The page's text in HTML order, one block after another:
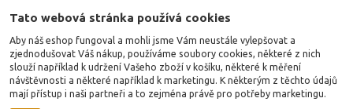
Tato webová stránka používá cookies
Aby náš eshop fungoval a mohli jsme Vám neustále vylepšovat a
zjednodušovat Váš nákup, používáme soubory cookies, některé z nich
slouží například k udržení Vašeho zboží v košíku, některé k měření
návštěvnosti a některé například k marketingu. K některým z těchto údajů
mají přístup i naši partneři a to zejména právě pro potřeby marketingu.